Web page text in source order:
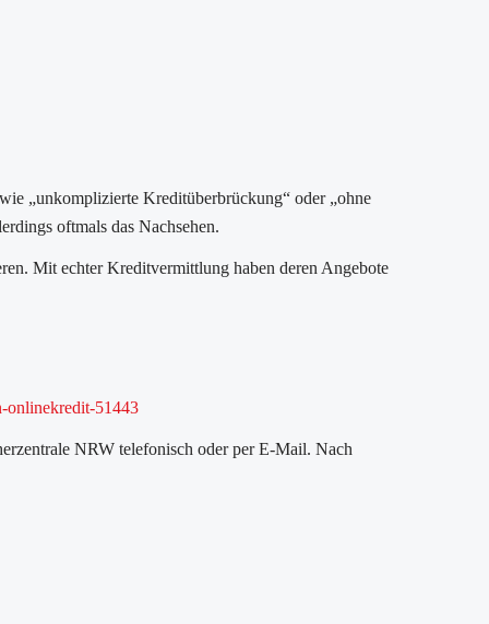
„unkomplizierte Kreditüberbrückung“ oder „ohne
oftmals das Nachsehen.
Mit echter Kreditvermittlung haben deren Angebote
onlinekredit-51443
NRW telefonisch oder per E-Mail. Nach